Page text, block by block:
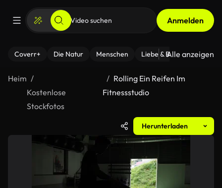
Anmelden
Coverr+ Die Natur Menschen Liebe & Beziehungen
Alle anzeigen
Heim
Kostenlose
Stockfotos
Rolling Ein Reifen Im
Fitnessstudio
Herunterladen